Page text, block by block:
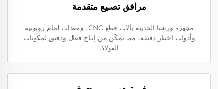
مرافق تصنيع متقدمة
مجهزة ورشنا الحديثة بآلات قطع CNC، ومعدات لحام روبوتية
وأدوات اختبار دقيقة، مما يمكّن من إنتاج فعال ودقيق لمكونات
الفولاذ.